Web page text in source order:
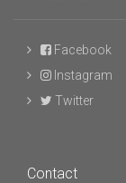
Facebook
Instagram
Twitter
Contact